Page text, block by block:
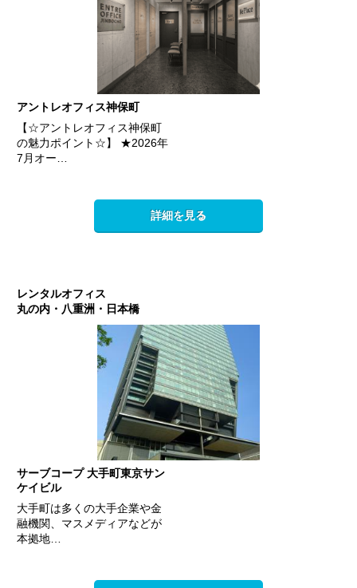
アントレオフィス神保町
【☆アントレオフィス神保町
の魅力ポイント☆】 ★2026年
7月オー…
詳細を見る
レンタルオフィス
丸の内・八重洲・日本橋
サーブコープ 大手町東京サン
ケイビル
大手町は多くの大手企業や金
融機関、マスメディアなどが
本拠地…